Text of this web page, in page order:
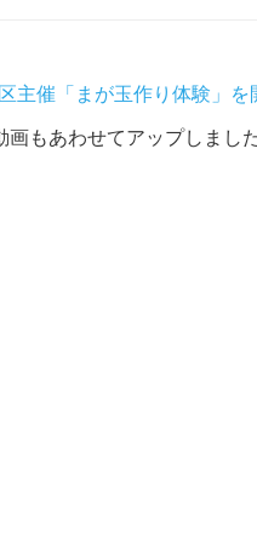
催「まが玉作り体験」を
もあわせてアップしました